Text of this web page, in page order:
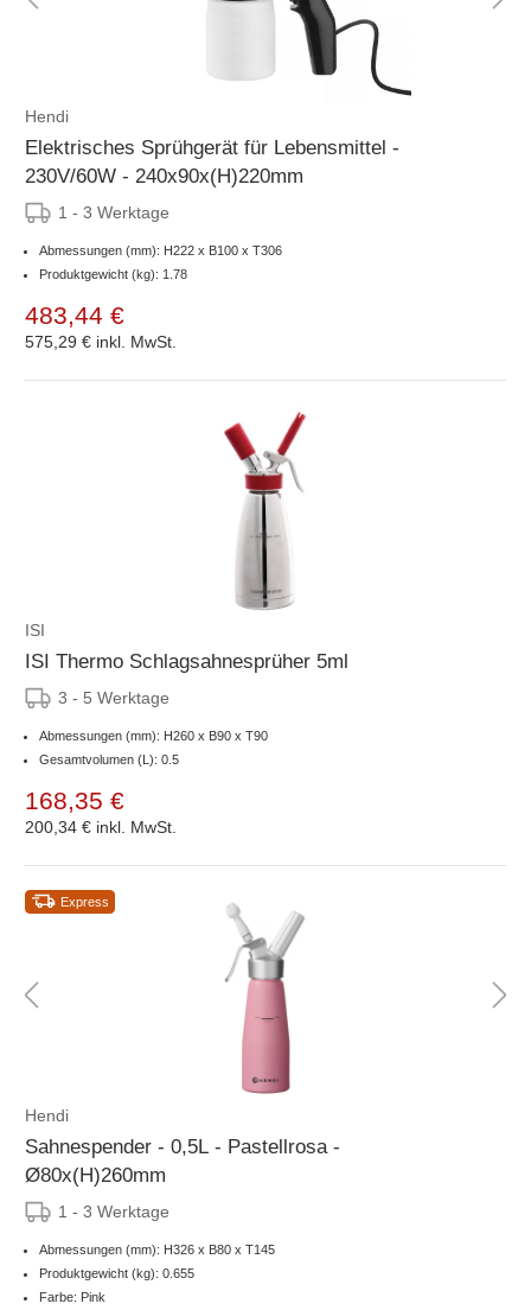
Hendi
Elektrisches Sprühgerät für Lebensmittel -
230V/60W - 240x90x(H)220mm
1 - 3 Werktage
Abmessungen (mm): H222 x B100 x T306
Produktgewicht (kg): 1.78
483,44 €
575,29 € inkl. MwSt.
ISI
ISI Thermo Schlagsahnesprüher 5ml
3 - 5 Werktage
Abmessungen (mm): H260 x B90 x T90
Gesamtvolumen (L): 0.5
168,35 €
200,34 € inkl. MwSt.
Express
Hendi
Sahnespender - 0,5L - Pastellrosa -
Ø80x(H)260mm
1 - 3 Werktage
Abmessungen (mm): H326 x B80 x T145
Produktgewicht (kg): 0.655
Farbe: Pink